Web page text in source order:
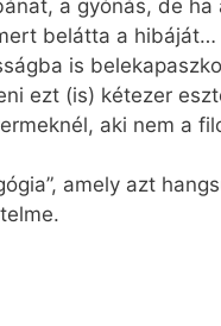
a gyónás, de ha
belátta a hibáját…
is
ezt (is) kétezer
aki nem a
amely azt